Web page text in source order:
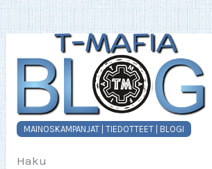
MAINOSKAMPANJAT | TIEDOTTEET | BLOGI
Haku